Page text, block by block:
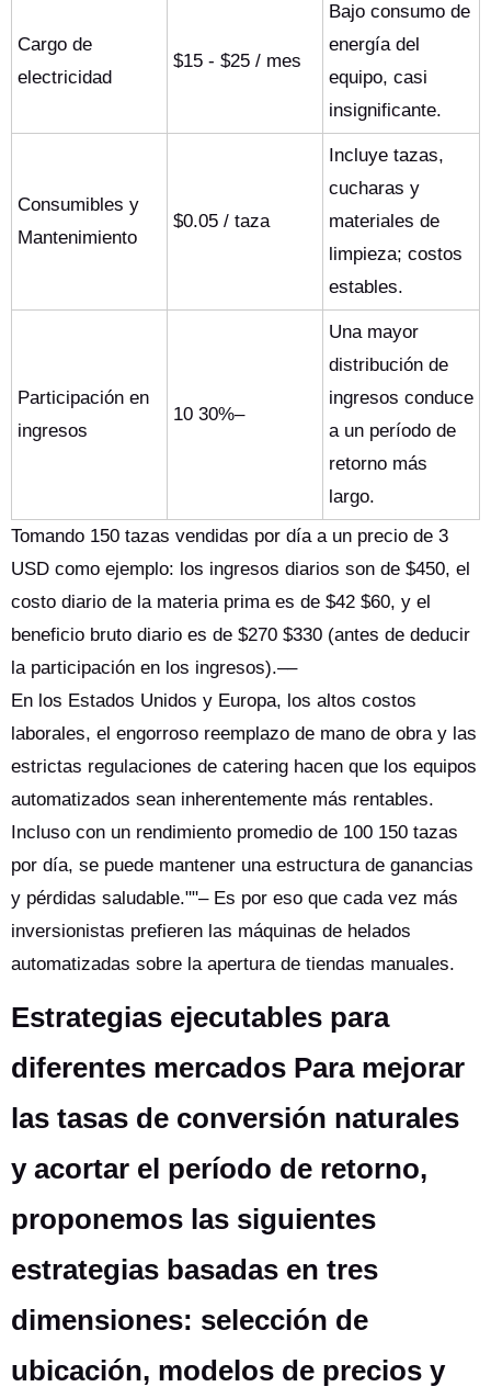
Cargo de
electricidad
$15 - $25 / mes
Bajo consumo de
energía del
equipo, casi
insignificante.
Consumibles y
Mantenimiento
$0.05 / taza
Incluye tazas,
cucharas y
materiales de
limpieza; costos
estables.
Participación en
ingresos
10 30%–
Una mayor
distribución de
ingresos conduce
a un período de
retorno más
largo.
Tomando 150 tazas vendidas por día a un precio de 3
USD como ejemplo: los ingresos diarios son de $450, el
costo diario de la materia prima es de $42 $60, y el
beneficio bruto diario es de $270 $330 (antes de deducir
la participación en los ingresos).––
En los Estados Unidos y Europa, los altos costos
laborales, el engorroso reemplazo de mano de obra y las
estrictas regulaciones de catering hacen que los equipos
automatizados sean inherentemente más rentables.
Incluso con un rendimiento promedio de 100 150 tazas
por día, se puede mantener una estructura de ganancias
y pérdidas saludable.""– Es por eso que cada vez más
inversionistas prefieren las máquinas de helados
automatizadas sobre la apertura de tiendas manuales.
Estrategias ejecutables para
diferentes mercados Para mejorar
las tasas de conversión naturales
y acortar el período de retorno,
proponemos las siguientes
estrategias basadas en tres
dimensiones: selección de
ubicación, modelos de precios y